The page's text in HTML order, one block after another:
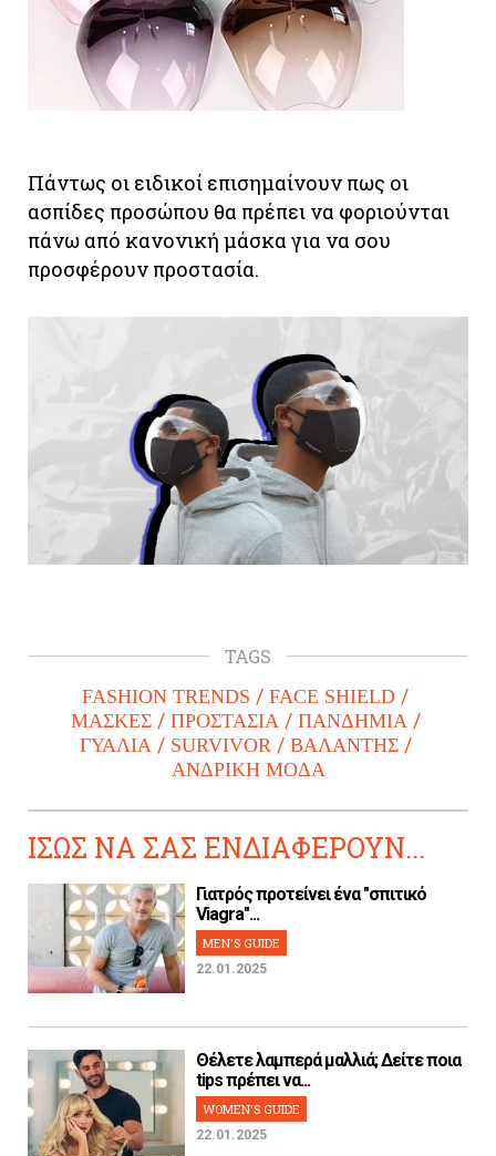
Πάντως οι ειδικοί επισημαίνουν πως οι
ασπίδες προσώπου θα πρέπει να φοριούνται
πάνω από κανονική μάσκα για να σου
προσφέρουν προστασία.
TAGS
FASHION TRENDS
FACE SHIELD
ΜΑΣΚΕΣ
ΠΡΟΣΤΑΣΙΑ
ΠΑΝΔΗΜΙΑ
ΓΥΑΛΙΑ
SURVIVOR
ΒΑΛΑΝΤΗΣ
ΑΝΔΡΙΚΗ ΜΟΔΑ
ΙΣΩΣ ΝΑ ΣΑΣ ΕΝΔΙΑΦΕΡΟΥΝ...
Γιατρός προτείνει ένα "σπιτικό
Viagra"...
MEN'S GUIDE
22.01.2025
Θέλετε λαμπερά μαλλιά; Δείτε ποια
tips πρέπει να...
WOMEN'S GUIDE
22.01.2025